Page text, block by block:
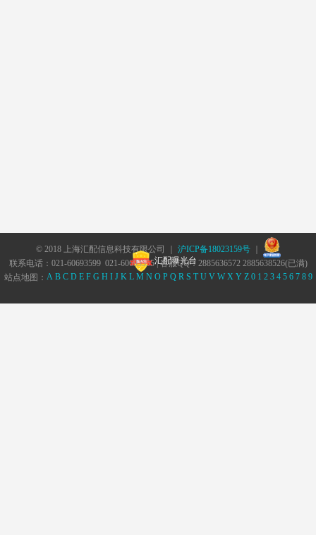
© 2018 上海汇配信息科技有限公司 ｜ 沪ICP备18023159号｜
汇配曝光台
联系电话：021-60693599 021-60693555 | 客服QQ：2885636572 2885638526(已满)
站点地图： A B C D E F G H I J K L M N O P Q R S T U V W X Y Z 0 1 2 3 4 5 6 7 8 9